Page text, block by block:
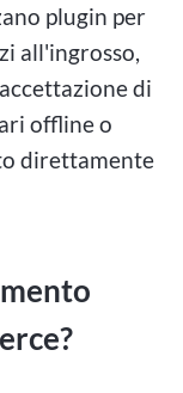
plugin per
all'ingrosso,
di
offline o
direttamente